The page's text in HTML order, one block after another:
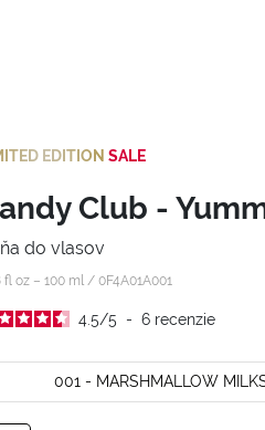
EDITION SALE
Club -
do vlasov
fl oz – 100 ml / 0F4A01A001
4.5/5 - 6 recenzie
001 - MARSHMALLOW